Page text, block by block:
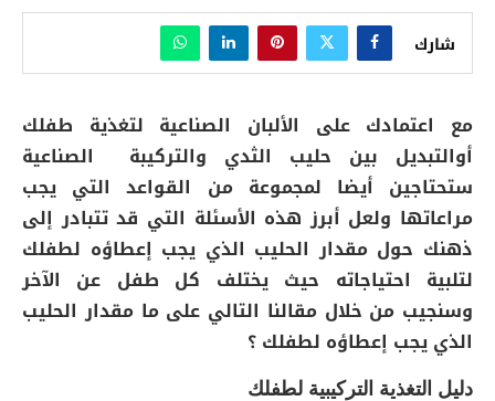
شارك
مع اعتمادك على الألبان الصناعية لتغذية طفلك
أوالتبديل بين حليب الثدي والتركيبة الصناعية
ستحتاجين أيضا لمجموعة من القواعد التي يجب
مراعاتها ولعل أبرز هذه الأسئلة التي قد تتبادر إلى
ذهنك حول مقدار الحليب الذي يجب إعطاؤه لطفلك
لتلبية احتياجاته حيث يختلف كل طفل عن الآخر
وسنجيب من خلال مقالنا التالي على ما مقدار الحليب
الذي يجب إعطاؤه لطفلك ؟
دليل التغذية التركيبية لطفلك